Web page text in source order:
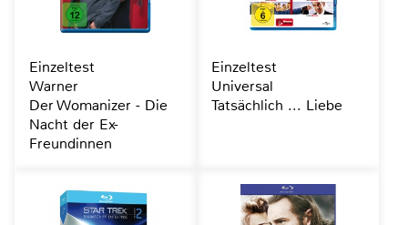
Einzeltest
Warner
Der Womanizer - Die
Nacht der Ex-
Freundinnen
Einzeltest
Universal
Tatsächlich ... Liebe